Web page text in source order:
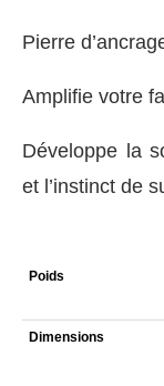
Pierre
Amplifie votre
Développe la
et l’instinct de
Poids
Dimensions